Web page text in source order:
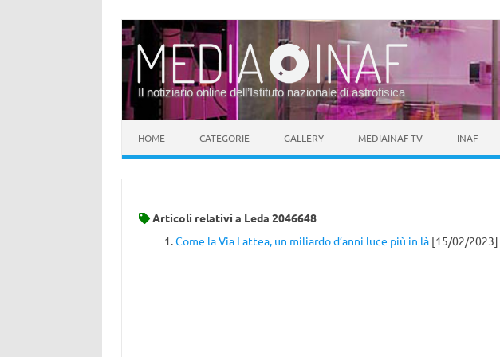
Il notiziario online dell’Istituto nazionale di astrofisica
HOME CATEGORIE GALLERY MEDIAINAF TV INAF
Articoli relativi a Leda 2046648
Come la Via Lattea, un miliardo d’anni luce più in là[15/02/2023]